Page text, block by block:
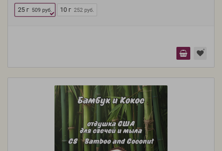
25 г 509 руб. 10 г 252 руб.